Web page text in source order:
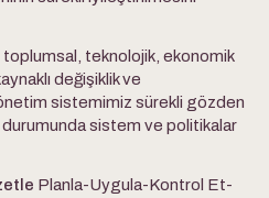
teknolojik, ekonomik
değişiklik ve
sistemimiz sürekli gözden
sistem ve politikalar
Planla-Uygula-Kontrol Et-